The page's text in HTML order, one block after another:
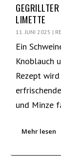
LIMETTE
11. JUNI 2025 |
Ein
Knoblauch
Rezept
und Minze
Mehr lesen